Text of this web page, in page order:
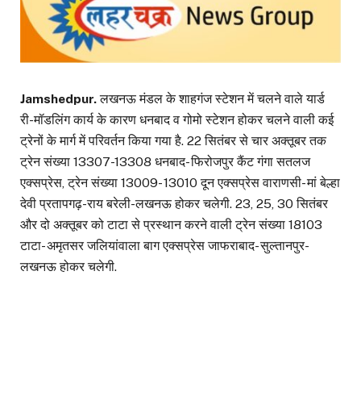
Jamshedpur.लखनऊ मंडल के शाहगंज स्टेशन में चलने वाले यार्ड
री-मॉडलिंग कार्य के कारण धनबाद व गोमो स्टेशन होकर चलने वाली कई
ट्रेनों के मार्ग में परिवर्तन किया गया है. 22 सितंबर से चार अक्तूबर तक
ट्रेन संख्या 13307-13308 धनबाद- फिरोजपुर कैंट गंगा सतलज
एक्सप्रेस, ट्रेन संख्या 13009- 13010 दून एक्सप्रेस वाराणसी- मां बेल्हा
देवी प्रतापगढ़-राय बरेली-लखनऊ होकर चलेगी. 23, 25, 30 सितंबर
और दो अक्तूबर को टाटा से प्रस्थान करने वाली ट्रेन संख्या 18103
टाटा- अमृतसर जलियांवाला बाग एक्सप्रेस जाफराबाद- सुल्तानपुर-
लखनऊ होकर चलेगी.